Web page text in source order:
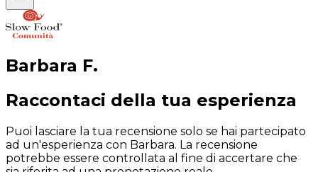
Barbara F.
Raccontaci della tua esperienza
Puoi lasciare la tua recensione solo se hai partecipato
ad un'esperienza con Barbara. La recensione
potrebbe essere controllata al fine di accertare che